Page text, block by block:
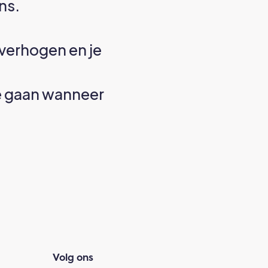
en je
gaan wanneer
Volg ons